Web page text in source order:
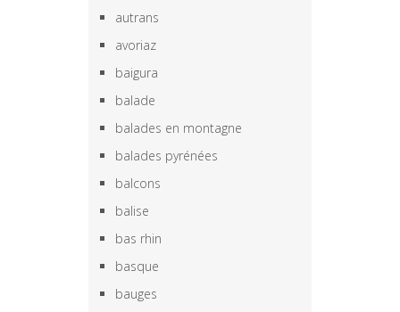
autrans
avoriaz
baigura
balade
balades en montagne
balades pyrénées
balcons
balise
bas rhin
basque
bauges